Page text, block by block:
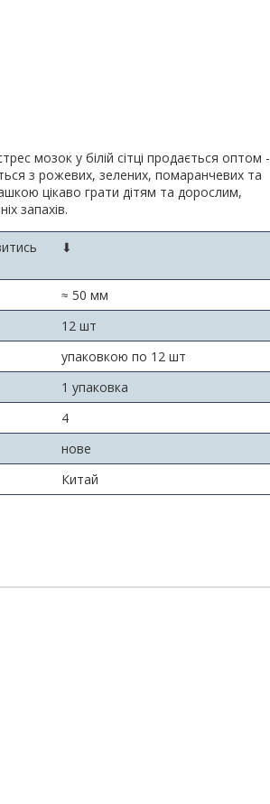
мозок у білій сітці продається оптом -
з рожевих, зелених, помаранчевих та
цікаво грати дітям та дорослим,
запахів.
⬇
≈ 50 мм
12 шт
упаковкою по 12 шт
1 упаковка
4
нове
Китай